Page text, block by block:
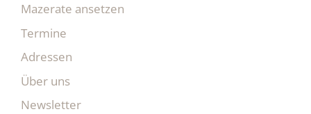
Mazerate ansetzen
Termine
Adressen
Über uns
Newsletter